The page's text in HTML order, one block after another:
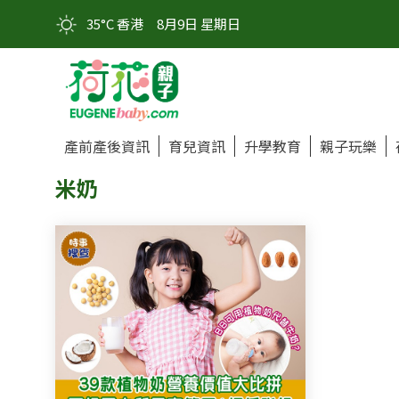
35°C 香港 8月9日 星期日
產前產後資訊 育兒資訊 升學教育 親子玩樂
米奶